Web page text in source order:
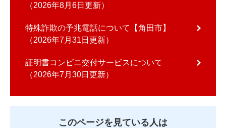
2026年8月6日更新
特殊詐欺の予兆電話について【角田市】
2026年7月31日更新
証明書コンビニ交付サービスについて
2026年7月30日更新
このページを見ている人は